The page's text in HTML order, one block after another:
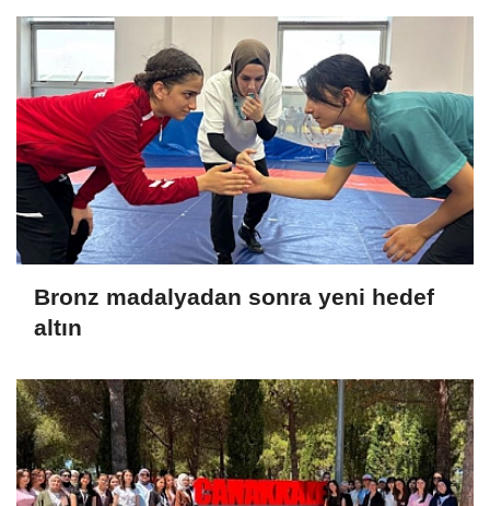
Bronz madalyadan sonra yeni hedef
altın